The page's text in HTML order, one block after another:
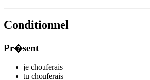
Conditionnel
Pr�sent
je chouferais
tu chouferais